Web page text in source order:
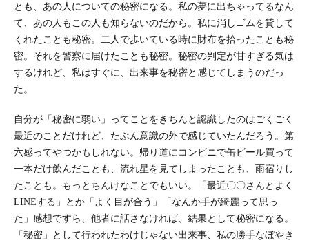
とも、あの人についての秘密になる。私の夢に出ちゃってるなん
て、あの人もこの人も知らないのだから。私に消しゴムを貸して
くれたことも秘密。二人で歩いている時に財布を拾ったことも秘
密。それを警察に届けたことも秘密。秘密の判定が甘すぎる気は
するけれど、私はすぐに、出来事を秘密と感じてしまうのだっ
た。
自分が「秘密に弱い」ってことをきちんと認識したのはごくごく
最近のことだけれど、たぶん意識の外で感じていたんだろう。第
六感ってやつかもしれない。帰り道にコンビニで缶ビール買って
一本だけ飲んだことも、流れ星を見てしまったことも、雨宿りし
たことも。もっとちんけなことでもいい。「最近〇〇さんとよく
LINEする」とか「よく目が合う」「なんか手が綺麗って思っ
た」感想ですら、他者に話さなければ、結果として秘密になる。
「秘密」として行われたわけじゃない出来事、私の勝手なぼやき